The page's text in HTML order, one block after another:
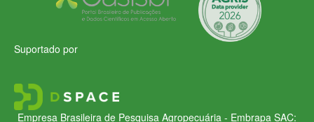
Suportado por
Empresa Brasileira de Pesquisa Agropecuária - Embrapa SAC: